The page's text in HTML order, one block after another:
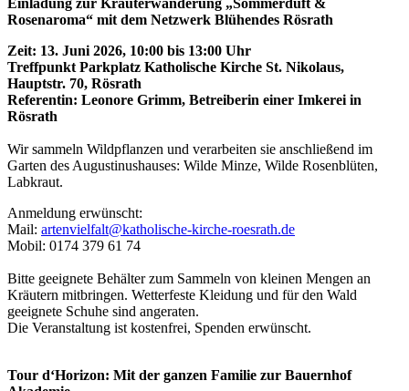
Rosenaroma“ mit dem Netzwerk Blühendes Rösrath
Zeit: 13. Juni 2026, 10:00 bis 13:00 Uhr
Treffpunkt Parkplatz Katholische Kirche St. Nikolaus,
Hauptstr. 70, Rösrath
Referentin: Leonore Grimm, Betreiberin einer Imkerei in
Rösrath
Wir sammeln Wildpflanzen und verarbeiten sie anschließend im
Garten des Augustinushauses: Wilde Minze, Wilde Rosenblüten,
Labkraut.
Anmeldung erwünscht:
Mail: artenvielfalt@katholische-kirche-roesrath.de
Mobil: 0174 379 61 74
Bitte geeignete Behälter zum Sammeln von kleinen Mengen an
Kräutern mitbringen. Wetterfeste Kleidung und für den Wald
geeignete Schuhe sind angeraten.
Die Veranstaltung ist kostenfrei, Spenden erwünscht.
Tour d‘Horizon: Mit der ganzen Familie zur Bauernhof